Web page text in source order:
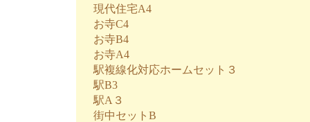
現代住宅A4
お寺C4
お寺B4
お寺A4
駅複線化対応ホームセット３
駅B3
駅A３
街中セットB